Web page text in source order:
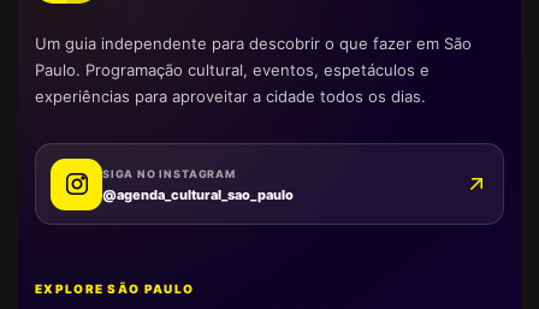
Um guia independente para descobrir o que fazer em São
Paulo. Programação cultural, eventos, espetáculos e
experiências para aproveitar a cidade todos os dias.
SIGA NO INSTAGRAM
@agenda_cultural_sao_paulo
EXPLORE SÃO PAULO